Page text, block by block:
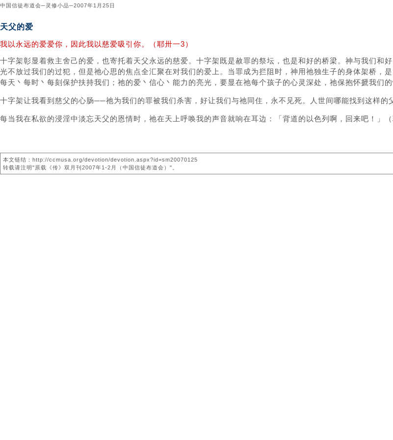
中国信徒布道会─灵修小品─2007年1月25日
天父的爱
我以永远的爱爱你，因此我以慈爱吸引你。（耶卅一3）
十字架彰显着救主舍己的爱，也寄托着天父永远的慈爱。十字架既是赦罪的祭坛，也是和好的桥梁。神与我们和
光不放过我们的过犯，但是祂心思的焦点全汇聚在对我们的爱上。当罪成为拦阻时，神用祂独生子的身体架桥，
每天丶每时丶每刻保护扶持我们；祂的爱丶信心丶能力的亮光，要显在祂每个孩子的心灵深处，祂保抱怀搋我们的
十字架让我看到慈父的心肠──祂为我们的罪被我们杀害，好让我们与祂同住，永不见死。人世间哪能找到这样的
每当我在私欲的浸淫中淡忘天父的恩情时，祂在天上呼唤我的声音就响在耳边：「背道的以色列啊，回来吧！」（
本文链结：http://ccmusa.org/devotion/devotion.aspx?id=sm20070125
转载请注明"原载《传》双月刊2007年1-2月（中国信徒布道会）"。